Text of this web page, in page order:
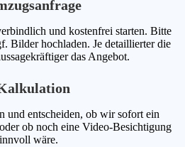
und kostenfrei starten. Bitte
Bilder hochladen. Je detaillierter die
das Angebot.
und entscheiden, ob wir sofort ein
ob noch eine Video-Besichtigung
wäre.